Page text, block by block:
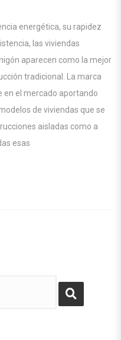
energética, su rapidez
las viviendas
aparecen como la mejor
tradicional. La marca
en el mercado aportando
de viviendas que se
aisladas como a
esas